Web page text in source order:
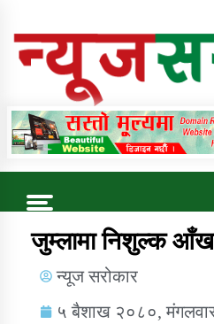
Online News Portal
Trending Now
जुम्लामा निशुल्क
न्यूज सरोकार
५ बैशाख २०८०,